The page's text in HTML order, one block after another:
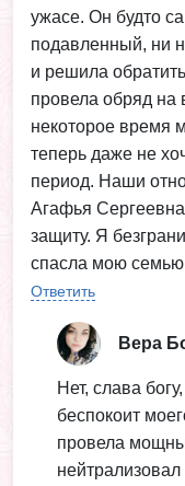
ужасе. Он будто
подавленный, ни
и решила
провела обряд на
некоторое время
теперь даже не
период. Наши
Агафья
защиту. Я
спасла мою
Ответить
Вера
Нет, слава
беспокоит
провела